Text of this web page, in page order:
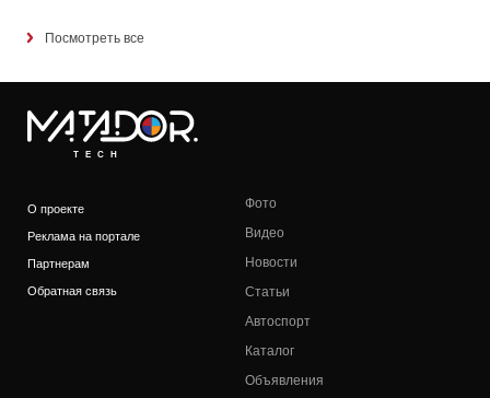
Посмотреть все
TECH
О проекте
Реклама на портале
Партнерам
Обратная связь
Фото
Видео
Новости
Статьи
Автоспорт
Каталог
Объявления